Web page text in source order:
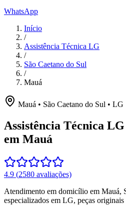
WhatsApp
Início
/
Assistência Técnica LG
/
São Caetano do Sul
/
Mauá
Mauá • São Caetano do Sul • LG
Assistência Técnica LG
em Mauá
4.9 (2580 avaliações)
Atendimento em domicílio em Mauá,
especializados em LG, peças